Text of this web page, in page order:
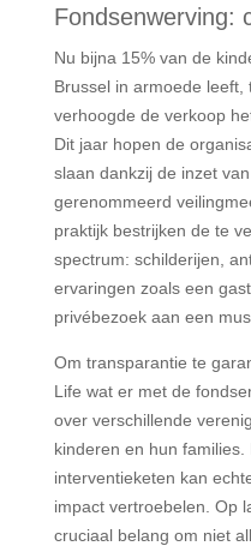
Fondsenwerving:
Nu bijna 15% van de
Brussel in armoede
verhoogde de verkoop
Dit jaar hopen de
slaan dankzij de inzet
gerenommeerd
praktijk bestrijken de te
spectrum: schilderijen,
ervaringen zoals een
privébezoek aan een
Om transparantie te
Life wat er met de
over verschillende
kinderen en hun
interventieketen kan
impact vertroebelen. Op
cruciaal belang om niet